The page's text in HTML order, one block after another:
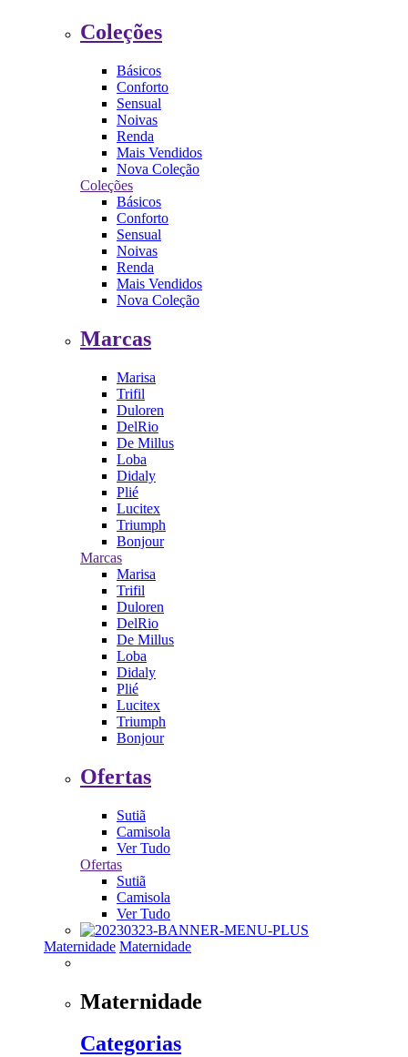
Coleções
Básicos
Conforto
Sensual
Noivas
Renda
Mais Vendidos
Nova Coleção
Coleções
Básicos
Conforto
Sensual
Noivas
Renda
Mais Vendidos
Nova Coleção
Marcas
Marisa
Trifil
Duloren
DelRio
De Millus
Loba
Didaly
Plié
Lucitex
Triumph
Bonjour
Marcas
Marisa
Trifil
Duloren
DelRio
De Millus
Loba
Didaly
Plié
Lucitex
Triumph
Bonjour
Ofertas
Sutiã
Camisola
Ver Tudo
Ofertas
Sutiã
Camisola
Ver Tudo
Maternidade Maternidade
Maternidade
Categorias